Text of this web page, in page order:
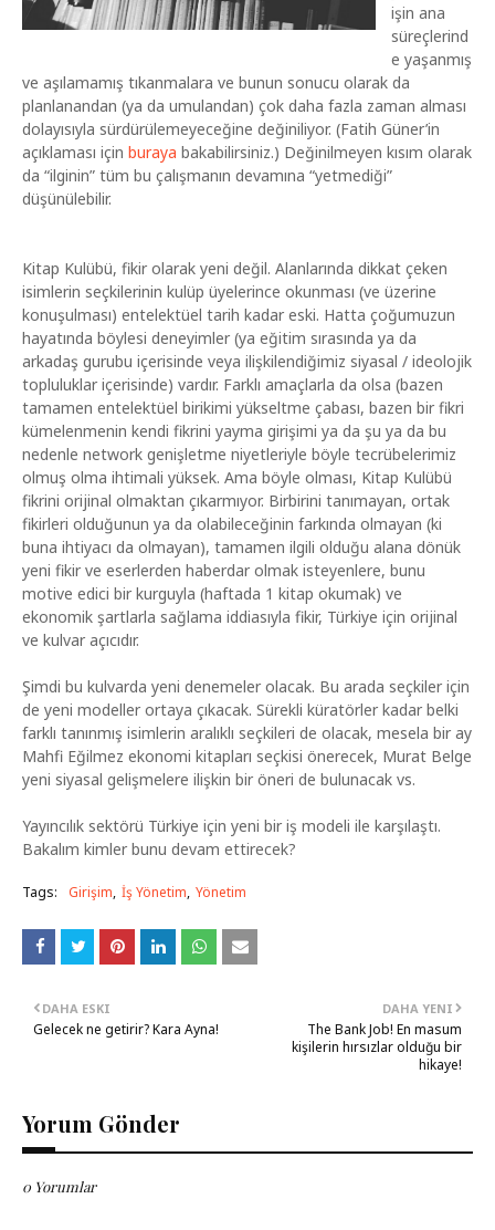
işin ana
süreçlerind
e yaşanmış
ve aşılamamış tıkanmalara ve bunun sonucu olarak da
planlanandan (ya da umulandan) çok daha fazla zaman alması
dolayısıyla sürdürülemeyeceğine değiniliyor. (Fatih Güner’in
açıklaması için buraya bakabilirsiniz.) Değinilmeyen kısım olarak
da “ilginin” tüm bu çalışmanın devamına “yetmediği”
düşünülebilir.
Kitap Kulübü, fikir olarak yeni değil. Alanlarında dikkat çeken
isimlerin seçkilerinin kulüp üyelerince okunması (ve üzerine
konuşulması) entelektüel tarih kadar eski. Hatta çoğumuzun
hayatında böylesi deneyimler (ya eğitim sırasında ya da
arkadaş gurubu içerisinde veya ilişkilendiğimiz siyasal / ideolojik
topluluklar içerisinde) vardır. Farklı amaçlarla da olsa (bazen
tamamen entelektüel birikimi yükseltme çabası, bazen bir fikri
kümelenmenin kendi fikrini yayma girişimi ya da şu ya da bu
nedenle network genişletme niyetleriyle böyle tecrübelerimiz
olmuş olma ihtimali yüksek. Ama böyle olması, Kitap Kulübü
fikrini orijinal olmaktan çıkarmıyor. Birbirini tanımayan, ortak
fikirleri olduğunun ya da olabileceğinin farkında olmayan (ki
buna ihtiyacı da olmayan), tamamen ilgili olduğu alana dönük
yeni fikir ve eserlerden haberdar olmak isteyenlere, bunu
motive edici bir kurguyla (haftada 1 kitap okumak) ve
ekonomik şartlarla sağlama iddiasıyla fikir, Türkiye için orijinal
ve kulvar açıcıdır.
Şimdi bu kulvarda yeni denemeler olacak. Bu arada seçkiler için
de yeni modeller ortaya çıkacak. Sürekli küratörler kadar belki
farklı tanınmış isimlerin aralıklı seçkileri de olacak, mesela bir ay
Mahfi Eğilmez ekonomi kitapları seçkisi önerecek, Murat Belge
yeni siyasal gelişmelere ilişkin bir öneri de bulunacak vs.
Yayıncılık sektörü Türkiye için yeni bir iş modeli ile karşılaştı.
Bakalım kimler bunu devam ettirecek?
Tags: Girişim İş Yönetim Yönetim
DAHA YENI
The Bank Job! En masum
kişilerin hırsızlar olduğu bir
hikaye!
DAHA ESKI
Gelecek ne getirir? Kara Ayna!
Yorum Gönder
0 Yorumlar